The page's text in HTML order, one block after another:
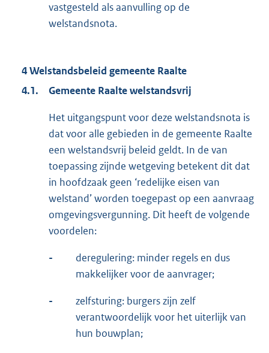
vastgesteld als aanvulling op de
welstandsnota.
4 Welstandsbeleid gemeente Raalte
4.1.
Gemeente Raalte welstandsvrij
Het uitgangspunt voor deze welstandsnota is
dat voor alle gebieden in de gemeente Raalte
een welstandsvrij beleid geldt. In de van
toepassing zijnde wetgeving betekent dit dat
in hoofdzaak geen ‘redelijke eisen van
welstand’ worden toegepast op een aanvraag
omgevingsvergunning. Dit heeft de volgende
voordelen:
-
deregulering: minder regels en dus
makkelijker voor de aanvrager;
-
zelfsturing: burgers zijn zelf
verantwoordelijk voor het uiterlijk van
hun bouwplan;